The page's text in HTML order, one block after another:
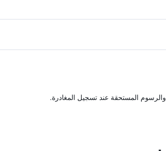
المستحقة عند تسجيل المغادرة.